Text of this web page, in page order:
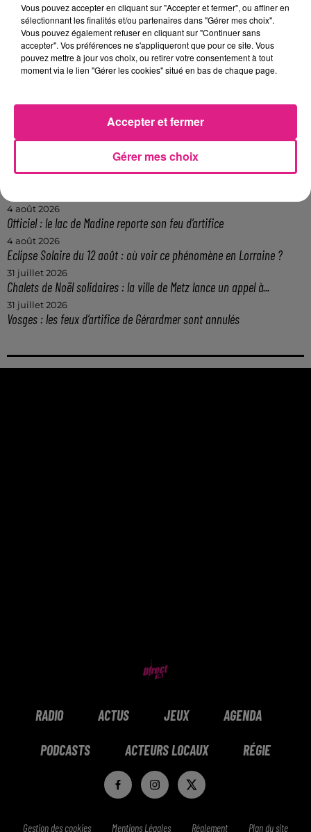
Crédit :Ville_de_Metz
FIL ACTUS
Metz : une distribution de lunette gratuite pour voir l’éclipse
5 août 2026
Casting de Woof : l'Euro-Métropole de Metz part à la recherche de...
4 août 2026
4 août 2026
Officiel : le lac de Madine reporte son feu d’artifice
4 août 2026
Eclipse Solaire du 12 août : où voir ce phénomène en Lorraine ?
31 juillet 2026
Chalets de Noël solidaires : la ville de Metz lance un appel à...
31 juillet 2026
Vosges : les feux d’artifice de Gérardmer sont annulés
RADIO ACTUS JEUX AGENDA
PODCASTS ACTEURS LOCAUX RÉGIE
Gestion des cookies Mentions Légales Réglement Plan du site
Vous pouvez accepter en cliquant sur "Accepter et fermer", ou affiner en
sélectionnant les finalités et/ou partenaires dans "Gérer mes choix".
Vous pouvez également refuser en cliquant sur "Continuer sans
accepter". Vos préférences ne s'appliqueront que pour ce site. Vous
pouvez mettre à jour vos choix, ou retirer votre consentement à tout
moment via le lien "Gérer les cookies" situé en bas de chaque page.
Gérer mes choix
Accepter et fermer